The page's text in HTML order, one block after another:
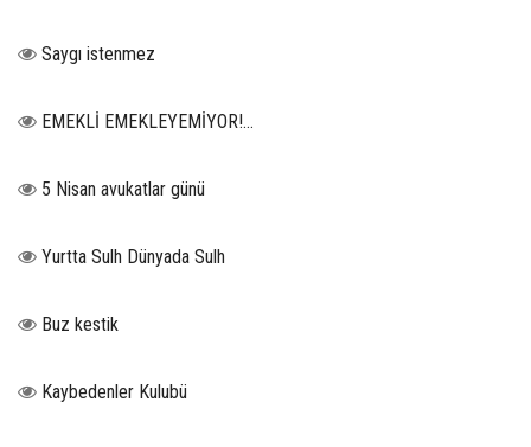
Saygı istenmez
EMEKLİ EMEKLEYEMİYOR!...
5 Nisan avukatlar günü
Yurtta Sulh Dünyada Sulh
Buz kestik
Kaybedenler Kulubü